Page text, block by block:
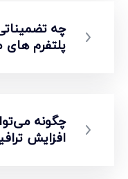
چه
پلتفرم های
چگونه
افزایش